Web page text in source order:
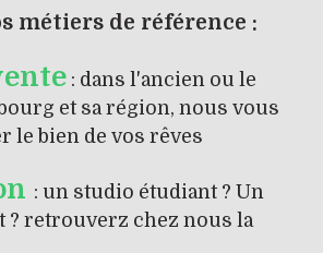
métiers de référence :
: dans l'ancien ou le
et sa région, nous vous
le bien de vos rêves
: un studio étudiant ? Un
? retrouverz chez nous la